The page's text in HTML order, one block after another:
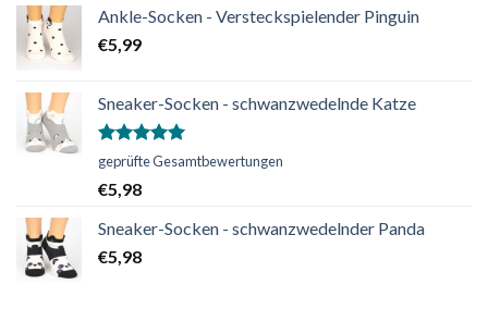
Ankle-Socken - Versteckspielender Pinguin
€5,99
Sneaker-Socken - schwanzwedelnde Katze
Bewertet
von 5
geprüfte Gesamtbewertungen
€5,98
Sneaker-Socken - schwanzwedelnder Panda
€5,98